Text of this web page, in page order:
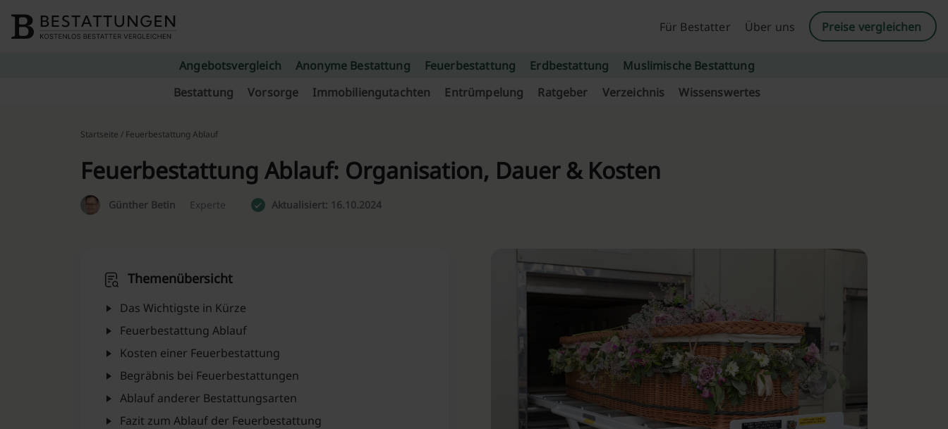
Für Bestatter
Über uns Preise vergleichen
Angebotsvergleich Anonyme Bestattung Feuerbestattung Erdbestattung
Muslimische Bestattung
Bestattung
Vorsorge Immobiliengutachten Entrümpelung Ratgeber Verzeichnis Wissenswertes
Startseite / Feuerbestattung Ablauf
Feuerbestattung Ablauf: Organisation, Dauer & Kosten
Günther Betin Experte Aktualisiert: 16.10.2024
Themenübersicht
Das Wichtigste in Kürze
Feuerbestattung Ablauf
Kosten einer Feuerbestattung
Begräbnis bei Feuerbestattungen
Ablauf anderer Bestattungsarten
Fazit zum Ablauf der Feuerbestattung